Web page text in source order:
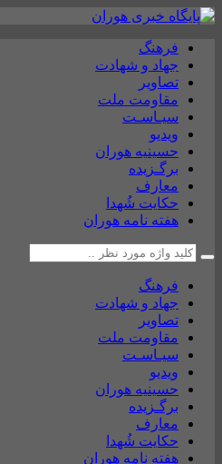
فرهنگ
جهاد و شهادت
تصاویر
مقاومت ملت
سیـاسـت
ویدیو
حسینیه هوران
برگـزیده
معارف
حکایت شُهدا
هفته نامه هوران
فرهنگ
جهاد و شهادت
تصاویر
مقاومت ملت
سیـاسـت
ویدیو
حسینیه هوران
برگـزیده
معارف
حکایت شُهدا
هفته نامه هوران